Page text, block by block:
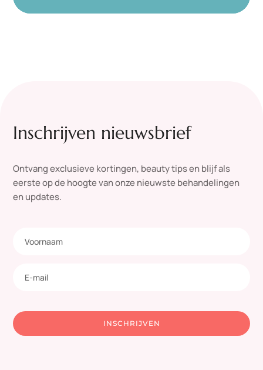
Inschrijven nieuwsbrief
Ontvang exclusieve kortingen, beauty tips en blijf als
eerste op de hoogte van onze nieuwste behandelingen
en updates.
INSCHRIJVEN